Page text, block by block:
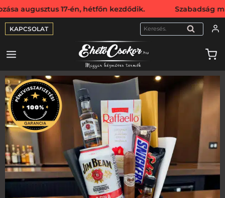
17-én, hétfőn kezdődik. Szabadság miatt
KAPCSOLAT KERESÉS